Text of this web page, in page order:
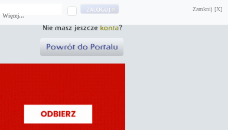
Zamknij [X]
Więcej...